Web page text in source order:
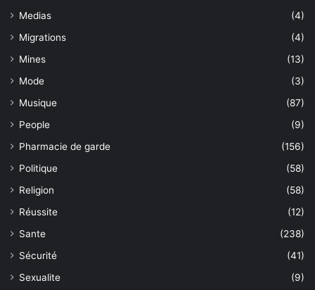
Medias
(4)
Migrations
(4)
Mines
(13)
Mode
(3)
Musique
(87)
People
(9)
Pharmacie de garde
(156)
Politique
(58)
Religion
(58)
Réussite
(12)
Sante
(238)
Sécurité
(41)
Sexualite
(9)